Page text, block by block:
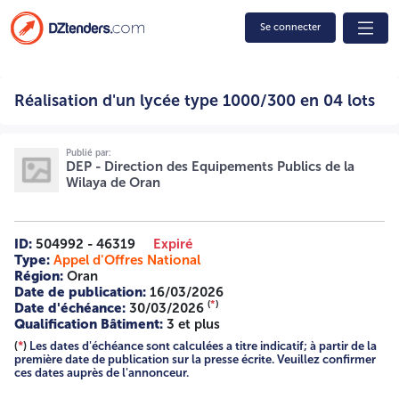
Se connecter
21/DEP/2026 2631004752 RÉPUBLIQUE ALGÉRIENNE
DU TERRITOIRE DIRECTION DES ÉQUIPEMENTS PUBLICS
WILAYA D'ORAN IDENTIFICATION FISCALE N° : 0998
31019295905 AVIS APPEL D'OFFRES OUVERT AVEC
La direction des équipements publics de la Wilaya d'ORAN
lance un avis d'appel d'offres ouvert avec exigences de
capacités minimales pour : RÉALISATION D'UN LYCÉE TYPE
1000 /300 À AÏN TURK CENTRE COMMUNE DE AÏN TURK,
WILAYA D'ORAN - EN LOTS SEPARES Lot N°01: Bloc
pédagogique +ADMINISTRATION+BLOC SANITAIRE et
Locaux techniques + réseau anti incendie + POSTE TRANSF
ORMATEUR + AMENAGEMENT EXTERIEUR ET VRD +MURS
DE CLOTURE + TERRAIN DE SPORT Lot N°02: Sept (07)
Logements D'astreinte (01F5 + 02F4 + 04F3). Lot N°03:
Réalisation d'un lycée type 1000/300 en 04 lots
Publié par:
DEP - Direction des Equipements Publics de la
Wilaya de Oran
ID: 504992 - 46319
Expiré
Type: Appel d'Offres National
Région: Oran
Date de publication: 16/03/2026
Date d'échéance: 30/03/2026 (*)
Qualification Bâtiment: 3 et plus
(*) Les dates d'échéance sont calculées a titre indicatif; à partir de la
première date de publication sur la presse écrite. Veuillez confirmer
ces dates auprès de l'annonceur.